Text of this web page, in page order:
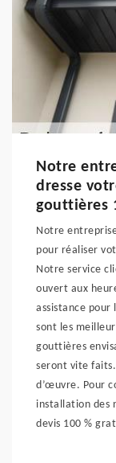
Notre
dresse
gouttières
Notre
pour réaliser
Notre service
ouvert aux
assistance pour
sont les
gouttières
seront vite
d’œuvre. Pour
installation des
devis 100 %